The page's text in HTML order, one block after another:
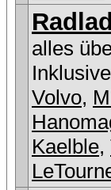
alles
Volvo,
Kaelble,